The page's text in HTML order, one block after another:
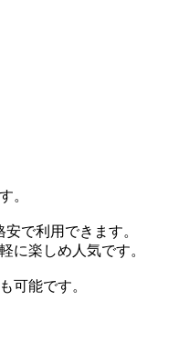
。
で利用できます。
に楽しめ人気です。
可能です。